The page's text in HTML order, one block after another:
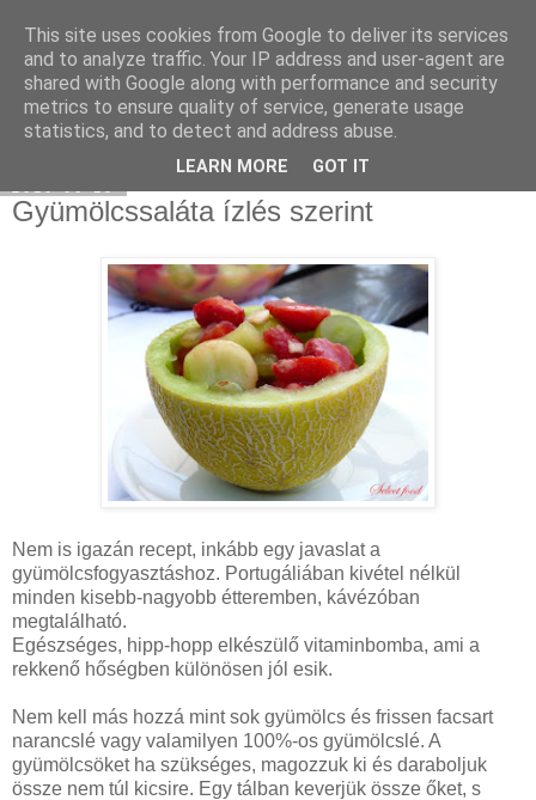
Select food
Gyümölcssaláta ízlés szerint
Nem is igazán recept, inkább egy javaslat a
gyümölcsfogyasztáshoz. Portugáliában kivétel nélkül
minden kisebb-nagyobb étteremben, kávézóban
megtalálható.
Egészséges, hipp-hopp elkészülő vitaminbomba, ami a
rekkenő hőségben különösen jól esik.
Nem kell más hozzá mint sok gyümölcs és frissen facsart
narancslé vagy valamilyen 100%-os gyümölcslé. A
gyümölcsöket ha szükséges, magozzuk ki és daraboljuk
össze nem túl kicsire. Egy tálban keverjük össze őket, s
This site uses cookies from Google to deliver its services
and to analyze traffic. Your IP address and user-agent are
shared with Google along with performance and security
metrics to ensure quality of service, generate usage
statistics, and to detect and address abuse.
LEARN MORE GOT IT